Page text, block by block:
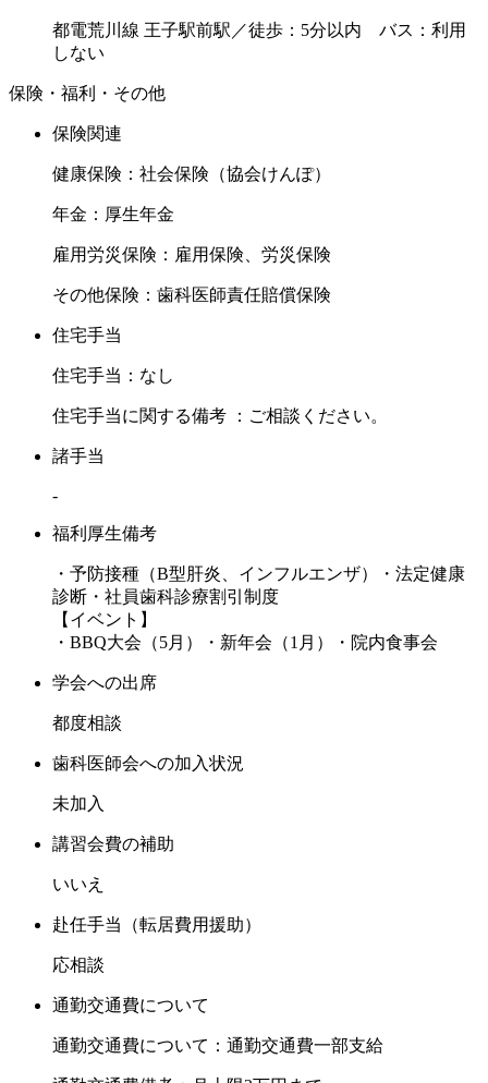
都電荒川線 王子駅前駅／徒歩：5分以内 バス：利用
しない
保険・福利・その他
保険関連
健康保険：社会保険（協会けんぽ）
年金：厚生年金
雇用労災保険：雇用保険、労災保険
その他保険：歯科医師責任賠償保険
住宅手当
住宅手当：なし
住宅手当に関する備考 ：ご相談ください。
諸手当
-
福利厚生備考
・予防接種（B型肝炎、インフルエンザ）・法定健康
診断・社員歯科診療割引制度
【イベント】
・BBQ大会（5月）・新年会（1月）・院内食事会
学会への出席
都度相談
歯科医師会への加入状況
未加入
講習会費の補助
いいえ
赴任手当（転居費用援助）
応相談
通勤交通費について
通勤交通費について：通勤交通費一部支給